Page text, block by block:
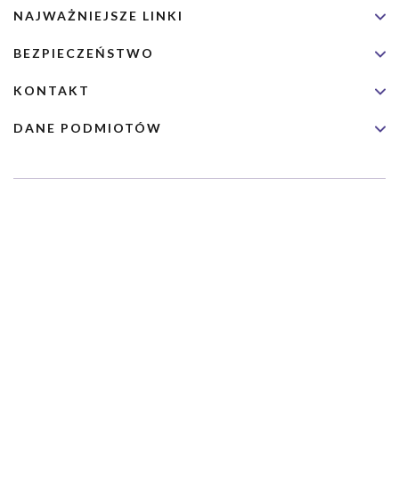
NAJWAŻNIEJSZE LINKI
BEZPIECZEŃSTWO
KONTAKT
DANE PODMIOTÓW